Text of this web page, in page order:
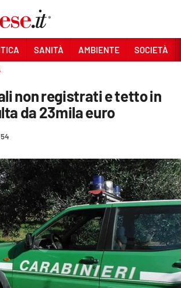
SANITÀ AMBIENTE SOCIETÀ
non registrati e tetto in
da 23mila euro